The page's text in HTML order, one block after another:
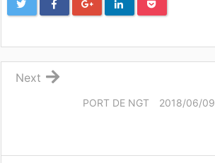
PORT DE NGT 2018/06/09
Next